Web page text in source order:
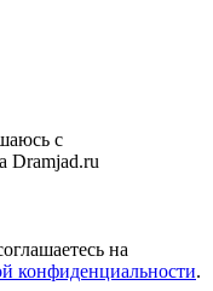
с
Dramjad.ru
на
конфиденциальности.